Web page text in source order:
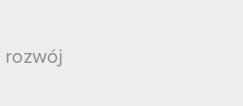
rozwój